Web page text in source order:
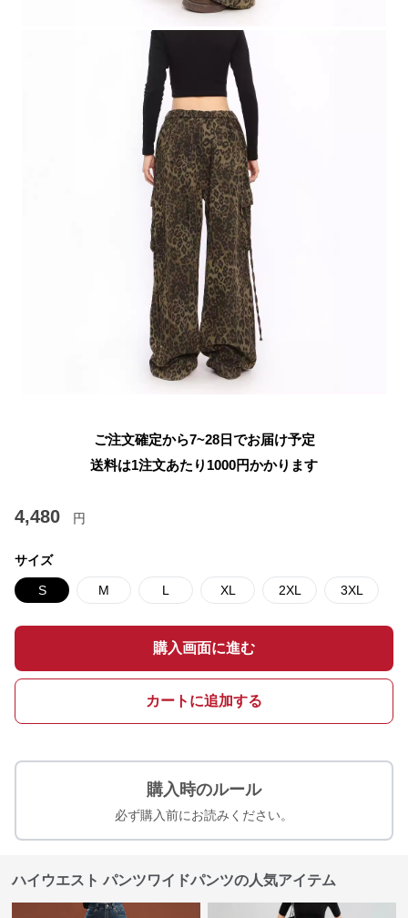
ご注文確定から7~28日でお届け予定
送料は1注文あたり 1000円かかります
4,480 円
サイズ
S M L XL 2XL 3XL
購入画面に進む
カートに追加する
購入時のルール
必ず購入前にお読みください。
ハイウエスト パンツワイドパンツの人気アイテム